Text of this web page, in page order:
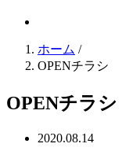
ホーム /
OPENチラシ
OPENチラシ
2020.08.14